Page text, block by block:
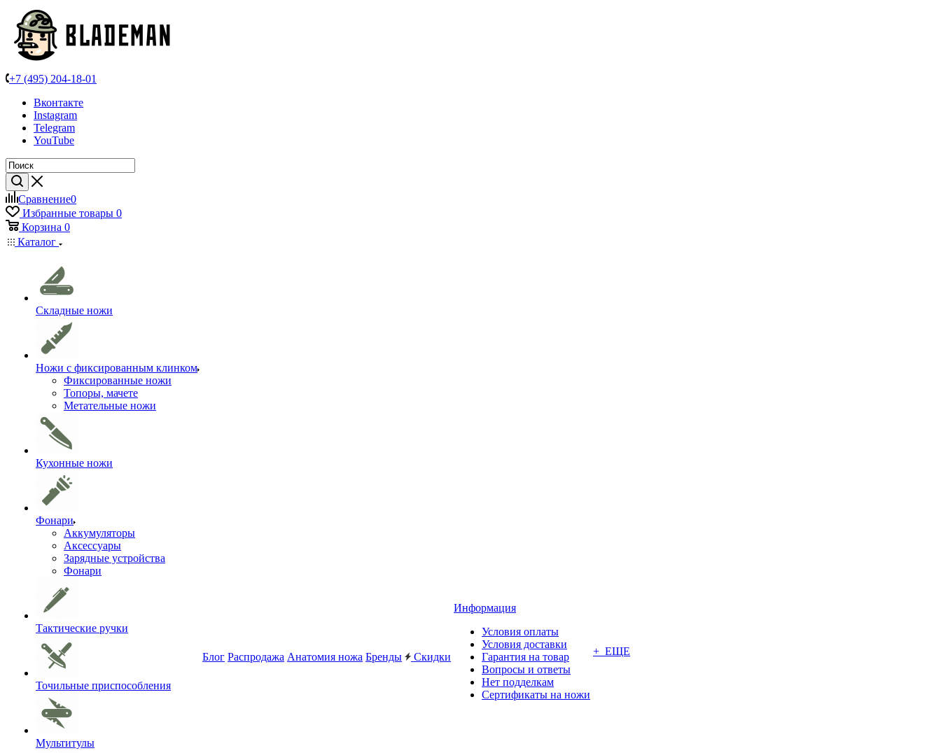
+7 (495) 204-18-01
Вконтакте
Instagram
Telegram
YouTube
Сравнение0
Избранные товары 0
Корзина 0
Каталог
Складные ножи
Ножи с фиксированным клинком
Фиксированные ножи
Топоры, мачете
Метательные ножи
Кухонные ножи
Фонари
Аккумуляторы
Аксессуары
Зарядные устройства
Фонари
Тактические ручки
Точильные приспособления
Мультитулы
Блог Распродажа Анатомия ножа Бренды Скидки
Информация
Условия оплаты
Условия доставки
Гарантия на товар
Вопросы и ответы
Нет подделкам
Сертификаты на ножи
+ ЕЩЕ